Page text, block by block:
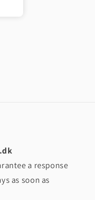
a response
as soon as